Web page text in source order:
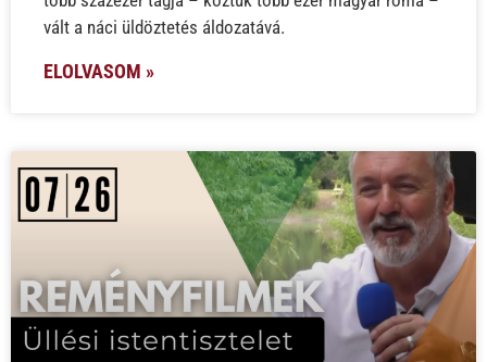
vált a náci üldöztetés áldozatává.
ELOLVASOM »